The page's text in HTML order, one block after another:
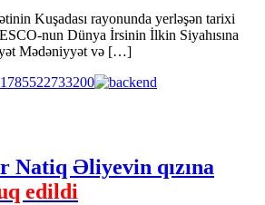
Kuşadası rayonunda yerləşən tarixi
nun Dünya İrsinin İlkin Siyahısına
Mədəniyyət və […]
Natiq Əliyevin qızına
edildi